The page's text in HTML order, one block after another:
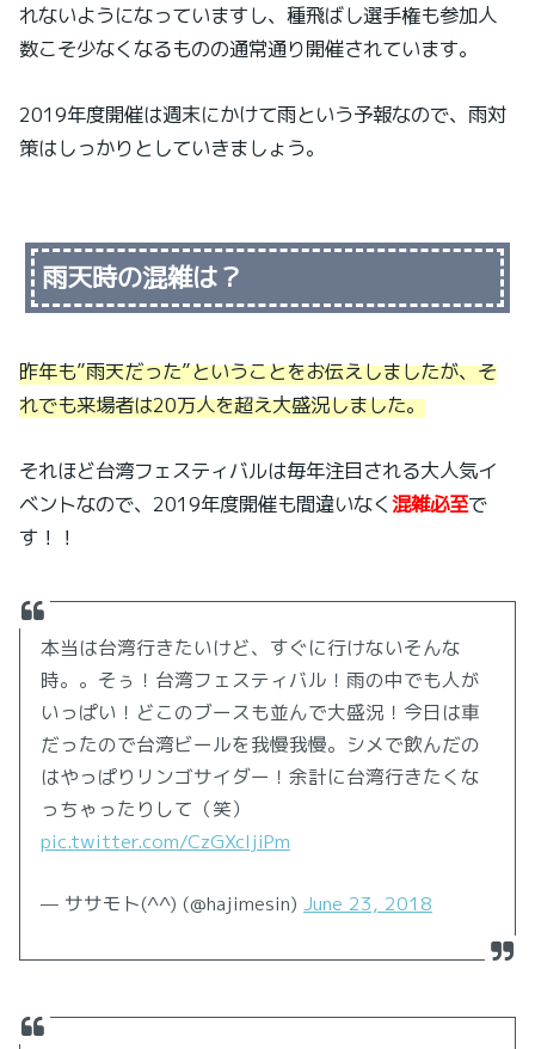
れないようになっていますし、種飛ばし選手権も参加人
数こそ少なくなるものの通常通り開催されています。
2019年度開催は週末にかけて雨という予報なので、雨対
策はしっかりとしていきましょう。
雨天時の混雑は？
昨年も”雨天だった”ということをお伝えしましたが、そ
れでも来場者は20万人を超え大盛況しました。
それほど台湾フェスティバルは毎年注目される大人気イ
ベントなので、2019年度開催も間違いなく混雑必至で
す！！
本当は台湾行きたいけど、すぐに行けないそんな
時。。そぅ！台湾フェスティバル！雨の中でも人が
いっぱい！どこのブースも並んで大盛況！今日は車
だったので台湾ビールを我慢我慢。シメで飲んだの
はやっぱりリンゴサイダー！余計に台湾行きたくな
っちゃったりして（笑）
pic.twitter.com/CzGXcljiPm
— ササモト(^^) (@hajimesin)June 23, 2018